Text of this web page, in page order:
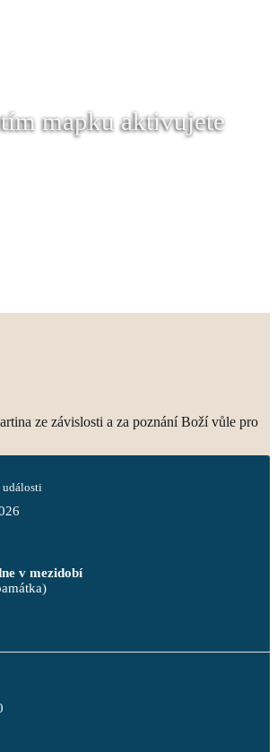
mapku aktivujete
ze závislosti a za poznání Boží vůle pro
události
v mezidobí
barva